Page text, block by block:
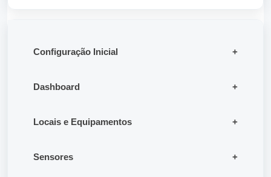
Configuração Inicial
Dashboard
Locais e Equipamentos
Sensores